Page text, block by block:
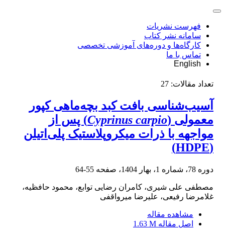
فهرست نشریات
سامانه نشر کتاب
کارگاه‌ها و دوره‌های آموزشی تخصصی
تماس با ما
English
تعداد مقالات: 27
آسیب‌شناسی بافت کبد بچه‌ماهی کپور
معمولی (Cyprinus carpio) پس از
مواجهه با ذرات میکروپلاستیک پلی‌اتیلن
(HDPE)
دوره 78، شماره 1، بهار 1404، صفحه 55-64
مصطفی علی شیری، کامران رضایی توابع، محمود حافظیه،
غلامرضا رفیعی، علیرضا میرواقفی
مشاهده مقاله
اصل مقاله 1.63 M